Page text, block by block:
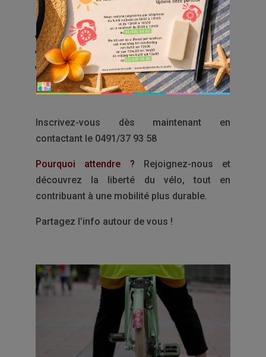
12h30) :
Juin : 3, 10, 15, 17, 22 et 24
Septembre : 14, 18, 21 et 28
Octobre : 5 et 12
Inscrivez-vous dès maintenant en
contactant le 0491/37 93 58
Pourquoi attendre ? Rejoignez-nous et
découvrez la liberté du vélo, tout en
contribuant à une mobilité plus durable.
Partagez l’info autour de vous !